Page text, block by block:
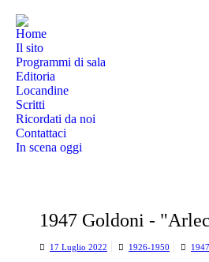
Home
Il sito
Programmi di sala
Editoria
Locandine
Scritti
Ricordati da noi
Contattaci
In scena oggi
1947 Goldoni -
17 Luglio 2022 1926-1950